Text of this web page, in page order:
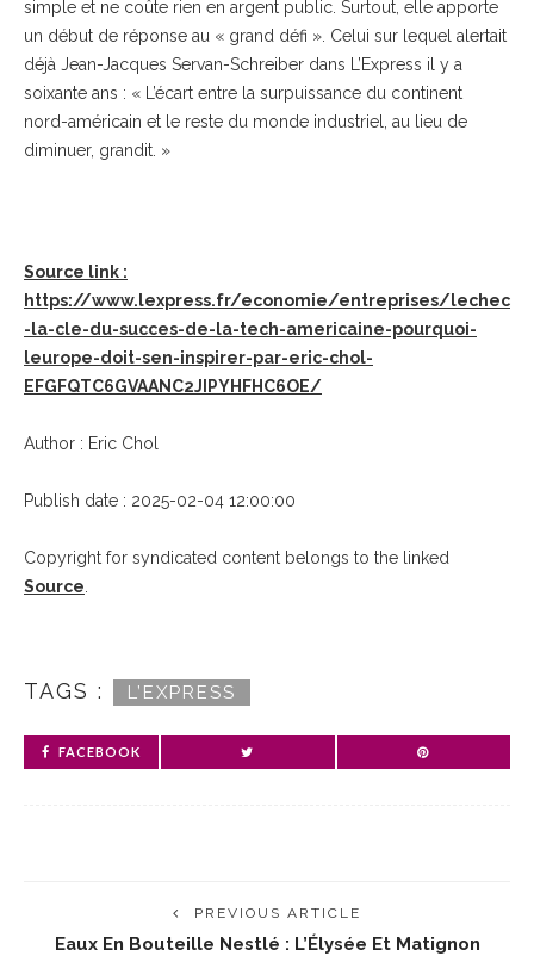
simple et ne coûte rien en argent public. Surtout, elle apporte
un début de réponse au « grand défi ». Celui sur lequel alertait
déjà Jean-Jacques Servan-Schreiber dans L’Express il y a
soixante ans : « L’écart entre la surpuissance du continent
nord-américain et le reste du monde industriel, au lieu de
diminuer, grandit. »
Source link :
https://www.lexpress.fr/economie/entreprises/lechec
-la-cle-du-succes-de-la-tech-americaine-pourquoi-
leurope-doit-sen-inspirer-par-eric-chol-
EFGFQTC6GVAANC2JIPYHFHC6OE/
Author : Eric Chol
Publish date : 2025-02-04 12:00:00
Copyright for syndicated content belongs to the linked
Source
TAGS : L’EXPRESS
FACEBOOK
PREVIOUS ARTICLE
Eaux En Bouteille Nestlé : L’Élysée Et Matignon